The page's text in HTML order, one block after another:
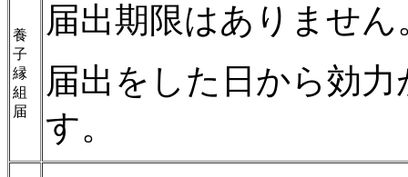
養
子
縁
組
届
届出期限はありません
届出をした日から効
す。